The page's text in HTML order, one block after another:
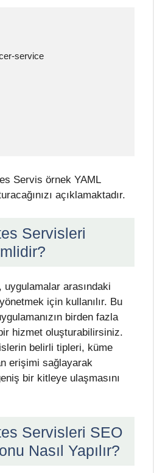
Servis örnek YAML
açıklamaktadır.
Servisleri
arasındaki
için kullanılır. Bu
birden fazla
hizmet oluşturabilirsiniz.
belirli tipleri, küme
erişimi sağlayarak
bir kitleye ulaşmasını
Servisleri SEO
Nasıl Yapılır?